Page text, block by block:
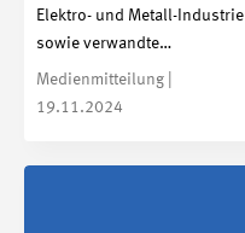
Elektro- und Metall-Industrie
sowie verwandte…
Medienmitteilung |
19.11.2024